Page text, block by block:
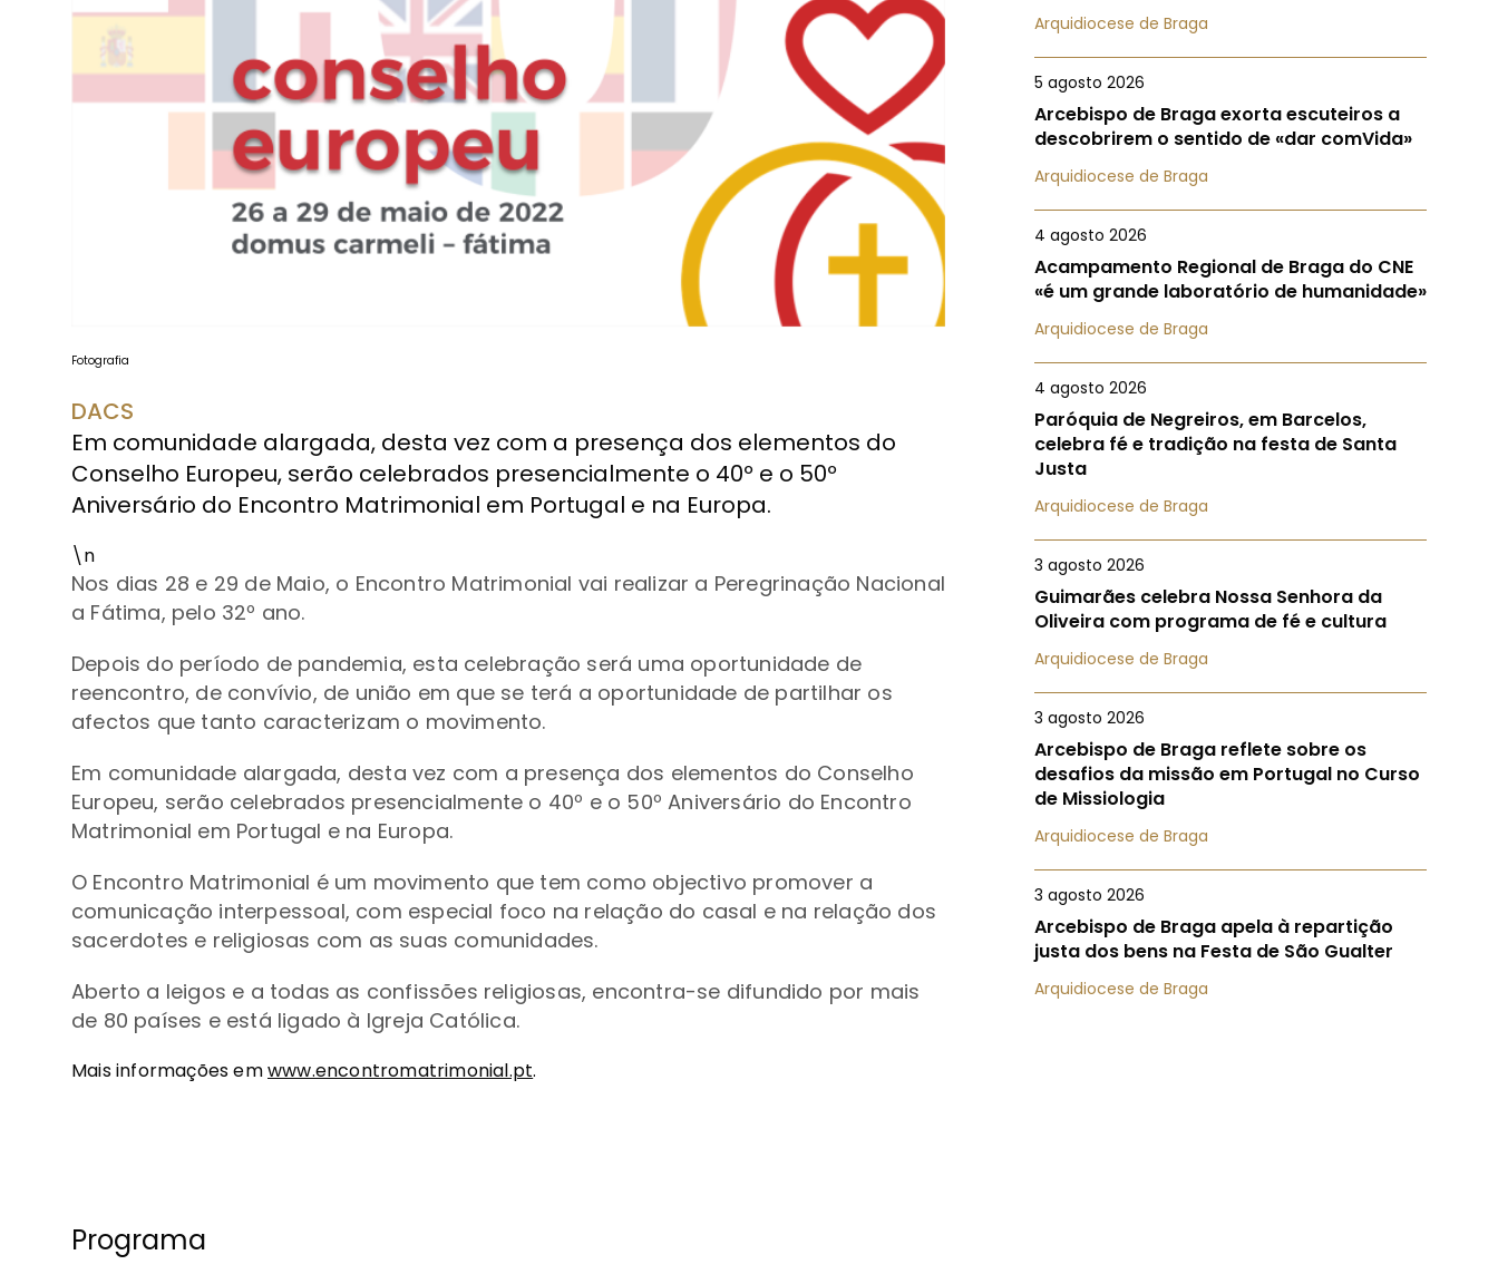
Fotografia
DACS
Em comunidade alargada, desta vez com a presença dos elementos do
Conselho Europeu, serão celebrados presencialmente o 40º e o 50º
Aniversário do Encontro Matrimonial em Portugal e na Europa.
\n
Nos dias 28 e 29 de Maio, o Encontro Matrimonial vai realizar a Peregrinação Nacional
a Fátima, pelo 32º ano.
Depois do período de pandemia, esta celebração será uma oportunidade de
reencontro, de convívio, de união em que se terá a oportunidade de partilhar os
afectos que tanto caracterizam o movimento.
Em comunidade alargada, desta vez com a presença dos elementos do Conselho
Europeu, serão celebrados presencialmente o 40º e o 50º Aniversário do Encontro
Matrimonial em Portugal e na Europa.
O Encontro Matrimonial é um movimento que tem como objectivo promover a
comunicação interpessoal, com especial foco na relação do casal e na relação dos
sacerdotes e religiosas com as suas comunidades.
Aberto a leigos e a todas as confissões religiosas, encontra-se difundido por mais
de 80 países e está ligado à Igreja Católica.
Mais informações emwww.encontromatrimonial.pt.
Programa
Arquidiocese de Braga
5 agosto 2026
Arcebispo de Braga exorta escuteiros a
descobrirem o sentido de «dar comVida»
Arquidiocese de Braga
4 agosto 2026
Acampamento Regional de Braga do CNE
«é um grande laboratório de humanidade»
Arquidiocese de Braga
4 agosto 2026
Paróquia de Negreiros, em Barcelos,
celebra fé e tradição na festa de Santa
Justa
Arquidiocese de Braga
3 agosto 2026
Guimarães celebra Nossa Senhora da
Oliveira com programa de fé e cultura
Arquidiocese de Braga
3 agosto 2026
Arcebispo de Braga reflete sobre os
desafios da missão em Portugal no Curso
de Missiologia
Arquidiocese de Braga
3 agosto 2026
Arcebispo de Braga apela à repartição
justa dos bens na Festa de São Gualter
Arquidiocese de Braga